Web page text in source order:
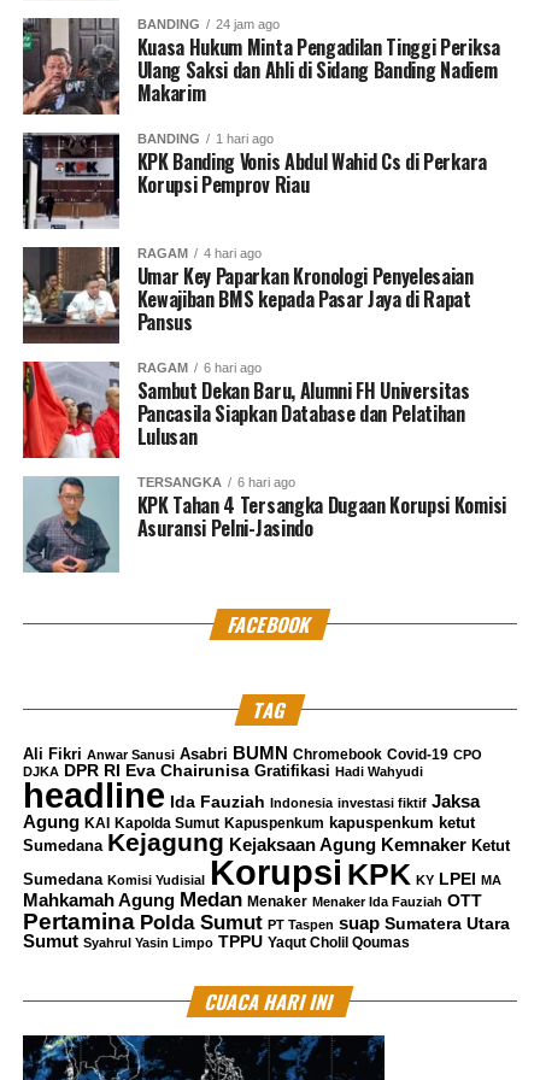
Dalam pembuktian perintangan penyidikan Jaksa
sebelumnya menghadirkan penyidikKPKyang bertugas
melaksanakan operasi tangkap tangan atas
tertangkapnya Mantan Anggota
awal tahun 2020lalu.
Jaksa hadirkan Penyidik Senior KPK
dan kawan-kawan untuk menguatkan dakwaannya atas
saat hampir terkenaOTTdi PTIK bersama dengan
Harun Masiku8 Januari 2020.
para penyidik KPK melakukan OTT berdasarkan
pantauan chat WA dan Sadapan Percakapan serta
pengakuan dari tersangka yang telah tertangkap di
KPK.
Namun upaya penangkapan gagal setelah para penyidik
KPKtertahan dan mengalami intimidasi sehingga Harun
Masiku menjadi Buronan
dirinya dicopot dari posisi Kasatgas dan dikembalikan ke
Adapun perkara kembali bergulir setelah ketua KPK
berganti dan Rosa kembali menangani kasus buronnya
Harun yang kemudian menjerat dugaan keterlibatan
Sekjen PDIP Hasto Kristiyanto.
Kemudian Jaksa juga menguraikan dakwaan dan
menghadirkan saksi untuk membuktikan dugaan
andilnya Hasto dalam kasus suap kepada anggota KPU
tersebut. ***(Red)
Kritik saran kami terima untuk pengembangan
konten kami. Jangan lupa subscribe dan like di
Channel YouTube, Instagram dan Tik Tok.
BANDING 24 jam ago
Kuasa Hukum Minta Pengadilan Tinggi Periksa
Ulang Saksi dan Ahli di Sidang Banding Nadiem
Makarim
BANDING 1 hari ago
KPK Banding Vonis Abdul Wahid Cs di Perkara
Korupsi Pemprov Riau
RAGAM 4 hari ago
Umar Key Paparkan Kronologi Penyelesaian
Kewajiban BMS kepada Pasar Jaya di Rapat
Pansus
RAGAM 6 hari ago
Sambut Dekan Baru, Alumni FH Universitas
Pancasila Siapkan Database dan Pelatihan
Lulusan
TERSANGKA 6 hari ago
KPK Tahan 4 Tersangka Dugaan Korupsi Komisi
Asuransi Pelni-Jasindo
FACEBOOK
TAG
Ali Fikri Anwar Sanusi Asabri BUMN Chromebook Covid-19 CPO
DJKA
DPR RI Eva Chairunisa Gratifikasi Hadi Wahyudi
headline Ida Fauziah Indonesia investasi fiktif Jaksa
Agung KAI Kapolda Sumut Kapuspenkum kapuspenkum ketut
Sumedana Kejagung Kejaksaan Agung Kemnaker Ketut
Sumedana Komisi Yudisial Korupsi KPK KY LPEI MA
Mahkamah Agung Medan Menaker Menaker Ida Fauziah OTT
Pertamina Polda Sumut PT Taspen suap Sumatera Utara
Sumut Syahrul Yasin Limpo TPPU Yaqut Cholil Qoumas
CUACA HARI INI